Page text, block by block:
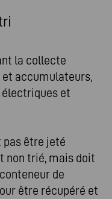
la collecte
et accumulateurs,
et
pas être jeté
non trié, mais doit
de
être récupéré et